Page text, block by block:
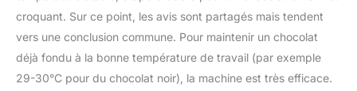
croquant. Sur ce point, les avis sont partagés mais tendent
vers une conclusion commune. Pour maintenir un chocolat
déjà fondu à la bonne température de travail (par exemple
29-30°C pour du chocolat noir), la machine est très efficace.